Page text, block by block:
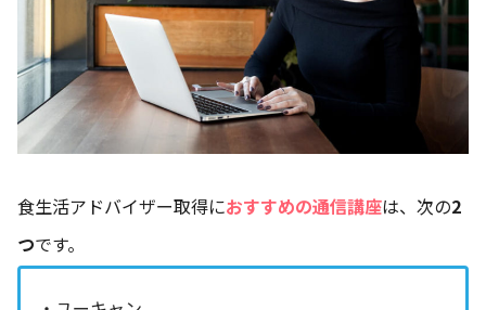
食生活アドバイザー取得におすすめの通信講座は、次の2
つです。